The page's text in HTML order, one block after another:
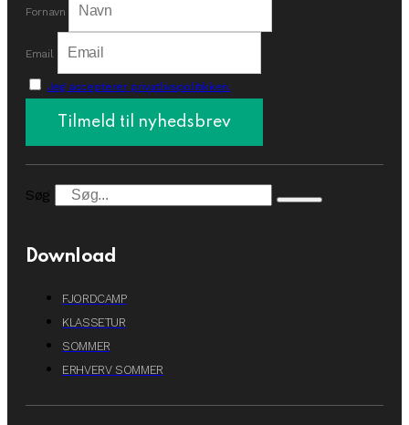
Fornavn
Email
Jeg accepterer privatlivspolitikken.
Søg
Download
FJORDCAMP
KLASSETUR
SOMMER
ERHVERV SOMMER